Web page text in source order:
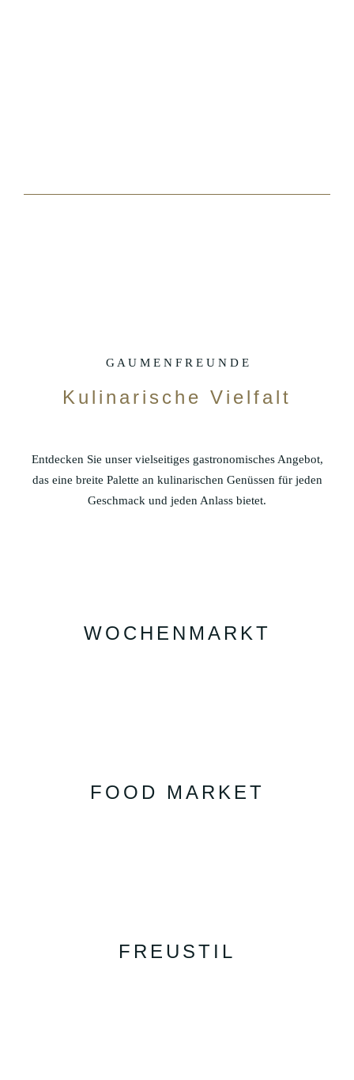
G A U M E N F R E U N D E
Kulinarische Vielfalt
Entdecken Sie unser vielseitiges gastronomisches Angebot,
das eine breite Palette an kulinarischen Genüssen für jeden
Geschmack und jeden Anlass bietet.
WOCHENMARKT
FOOD MARKET
FREUSTIL